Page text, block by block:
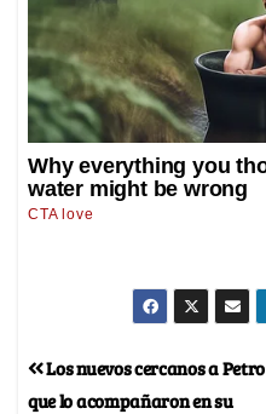
Los nuevos cercanos a Petro
que lo acompañaron en su